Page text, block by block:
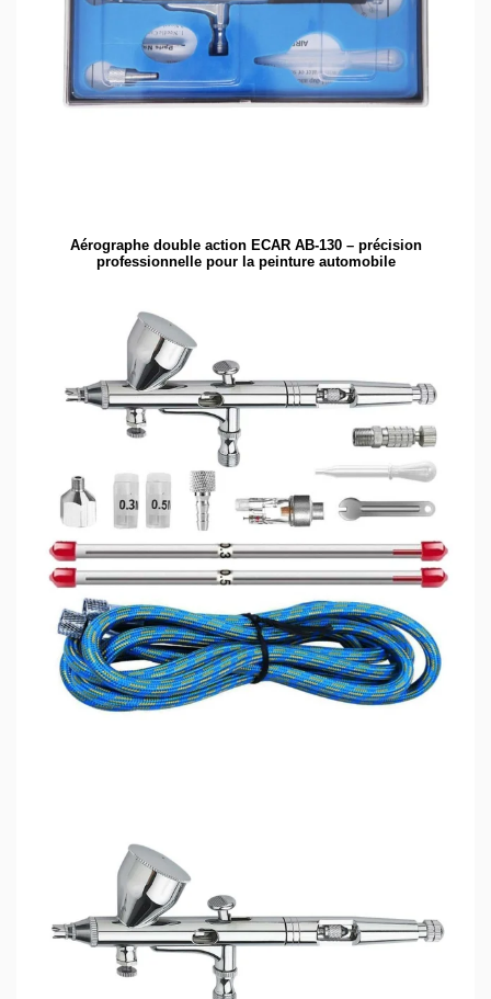
Aérographe double action ECAR AB-130 – précision
professionnelle pour la peinture automobile